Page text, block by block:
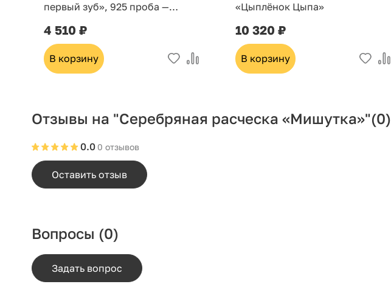
первый зуб», 925 проба —
4 510 ₽
В корзину
«Цыплёнок Цыпа»
10 320 ₽
В корзину
Отзывы на "Серебряная расческа «Мишутка»"(0)
0 отзывов
0.0
Оставить отзыв
Вопросы (0)
Задать вопрос